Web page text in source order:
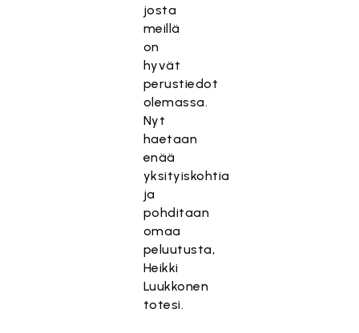
josta
meillä
on
hyvät
perustiedot
olemassa.
Nyt
haetaan
enää
yksityiskohtia
ja
pohditaan
omaa
peluutusta,
Heikki
Luukkonen
totesi.